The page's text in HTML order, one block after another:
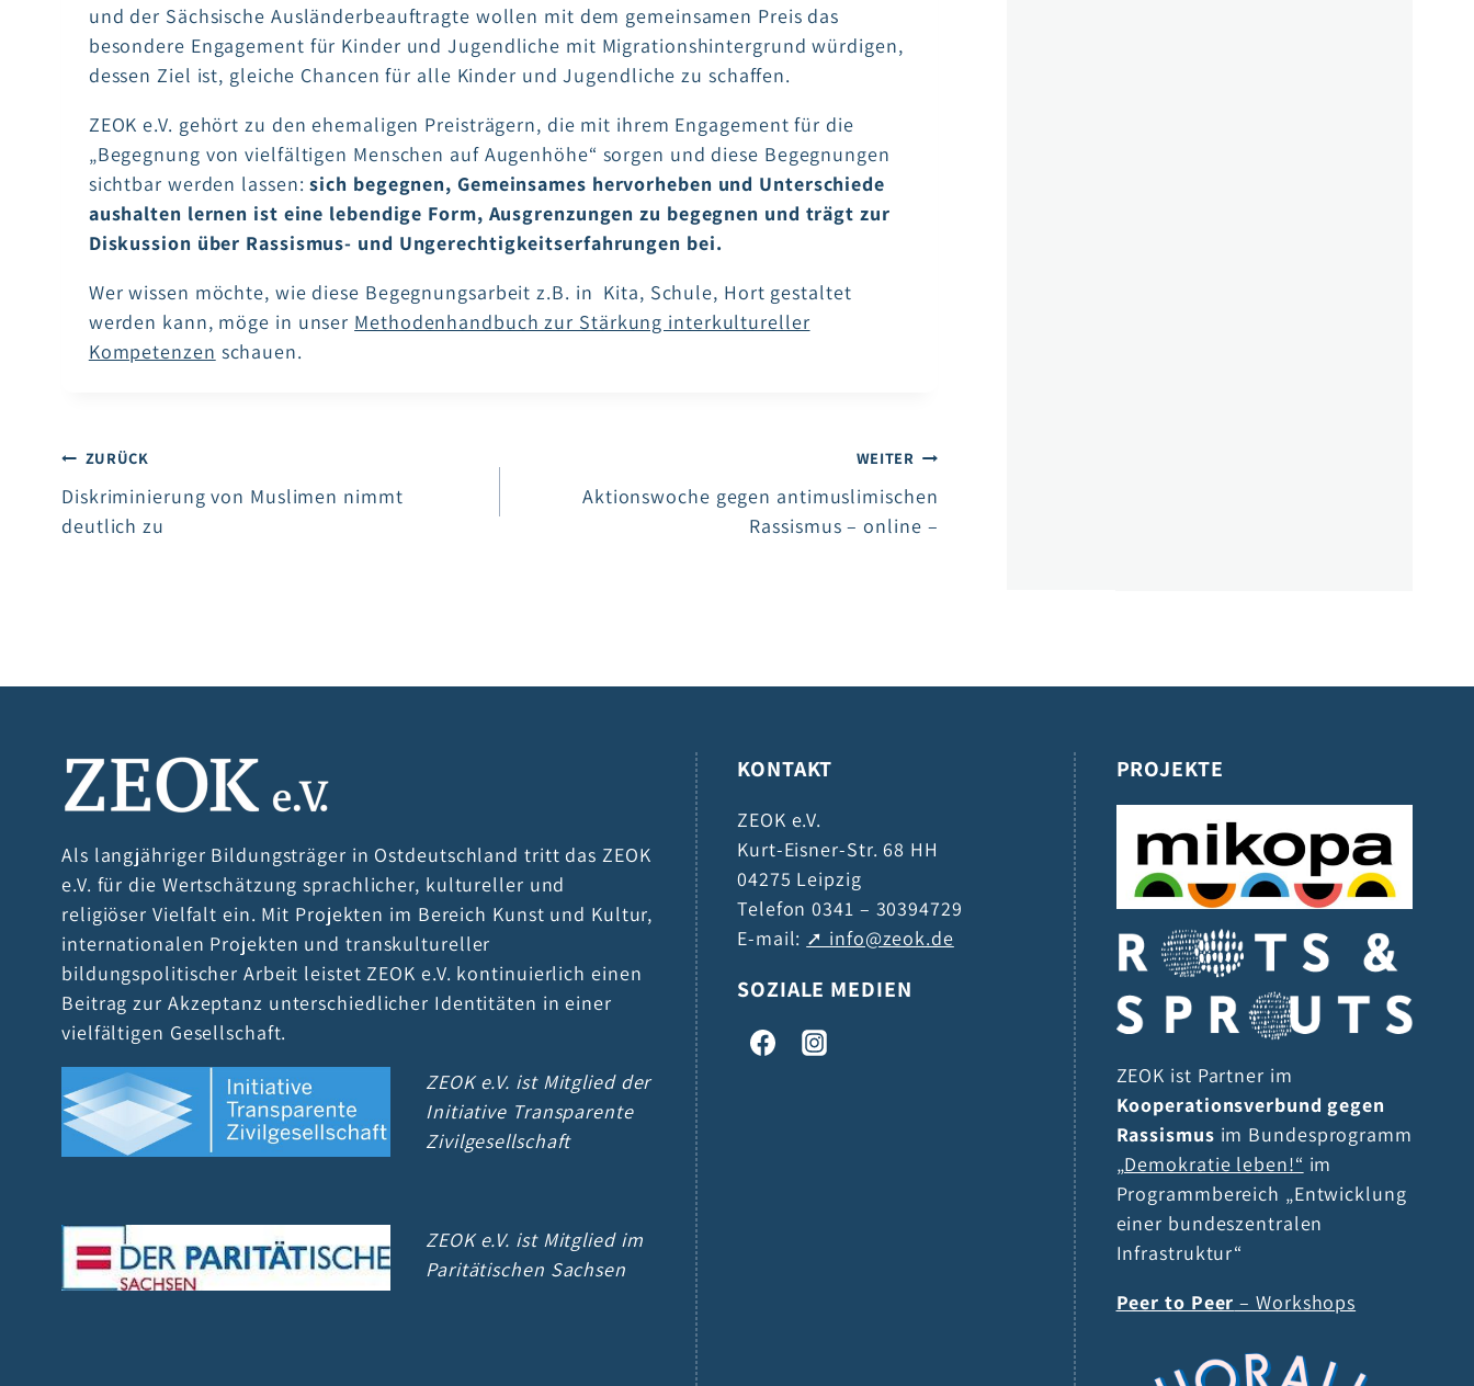
und der Sächsische Ausländerbeauftragte wollen mit dem gemeinsamen Preis das
besondere Engagement für Kinder und Jugendliche mit Migrationshintergrund würdigen,
dessen Ziel ist, gleiche Chancen für alle Kinder und Jugendliche zu schaffen.
ZEOK e.V. gehört zu den ehemaligen Preisträgern, die mit ihrem Engagement für die
„Begegnung von vielfältigen Menschen auf Augenhöhe“ sorgen und diese Begegnungen
sichtbar werden lassen:sich begegnen, Gemeinsames hervorheben und Unterschiede
aushalten lernen ist eine lebendige Form, Ausgrenzungen zu begegnen und trägt zur
Diskussion über Rassismus- und Ungerechtigkeitserfahrungen bei.
Wer wissen möchte, wie diese Begegnungsarbeit z.B. in Kita, Schule, Hort gestaltet
werden kann, möge in unser Methodenhandbuch zur Stärkung interkultureller
Kompetenzen schauen.
Beitragsnavigation
ZURÜCK
Diskriminierung von Muslimen nimmt
deutlich zu
WEITER
Aktionswoche gegen antimuslimischen
Rassismus – online –
Als langjähriger Bildungsträger in Ostdeutschland tritt das ZEOK
e.V. für die Wertschätzung sprachlicher, kultureller und
religiöser Vielfalt ein. Mit Projekten im Bereich Kunst und Kultur,
internationalen Projekten und transkultureller
bildungspolitischer Arbeit leistet ZEOK e.V. kontinuierlich einen
Beitrag zur Akzeptanz unterschiedlicher Identitäten in einer
vielfältigen Gesellschaft.
ZEOK e.V. ist Mitglied der
Initiative Transparente
Zivilgesellschaft
ZEOK e.V. ist Mitglied im
Paritätischen Sachsen
KONTAKT
ZEOK e.V.
Kurt-Eisner-Str. 68 HH
04275 Leipzig
Telefon 0341 – 30394729
E-mail:
info@zeok.de
SOZIALE MEDIEN
PROJEKTE
ZEOK ist Partner im
Kooperationsverbund gegen
Rassismus im Bundesprogramm
„Demokratie leben!“ im
Programmbereich „Entwicklung
einer bundeszentralen
Infrastruktur“
Peer to Peer – Workshops